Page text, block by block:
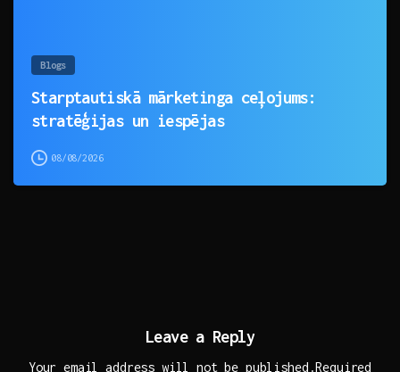
Blogs
Starptautiskā mārketinga ceļojums:
stratēģijas un iespējas
08/08/2026
Leave a Reply
Your email address will not be published.Required